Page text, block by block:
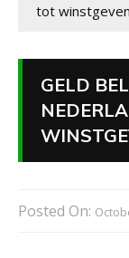
tot
GELD
Posted On: